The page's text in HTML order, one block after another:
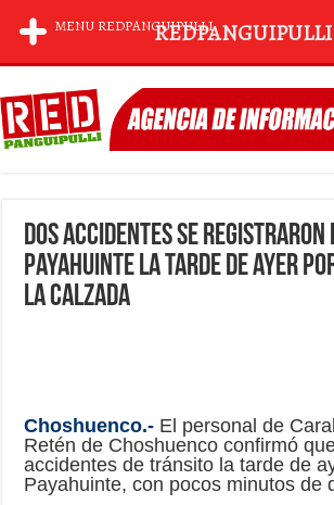
Dos accidentes se registraron
Payahuinte la tarde de ayer
la calzada
Choshuenco.- El personal de
Retén de Choshuenco confirmó
accidentes de tránsito la tarde de
Payahuinte, con pocos minutos de
MENU REDPANGUIPULLIREDPANGUIPULLI